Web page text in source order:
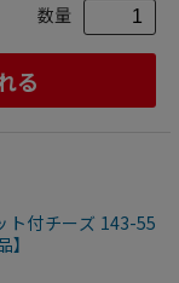
数量
る
ト付チーズ 143-55